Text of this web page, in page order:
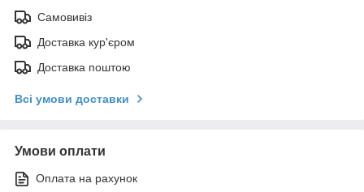
Самовивіз
Доставка кур'єром
Доставка поштою
Всі умови доставки
Умови оплати
Оплата на рахунок